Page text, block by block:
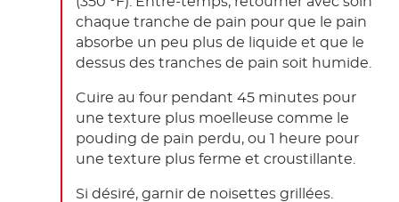
chaque tranche de pain pour que le pain
absorbe un peu plus de liquide et que le
dessus des tranches de pain soit humide.
Cuire au four pendant 45 minutes pour
une texture plus moelleuse comme le
pouding de pain perdu, ou 1 heure pour
une texture plus ferme et croustillante.
Si désiré, garnir de noisettes grillées.